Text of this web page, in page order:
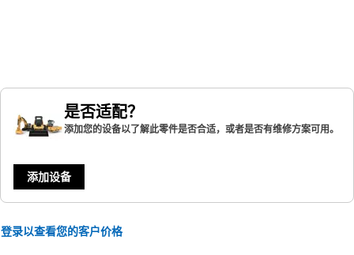
是否适配？
添加您的设备以了解此零件是否合适，或者是否有维修方案可用。
添加设备
登录以查看您的客户价格